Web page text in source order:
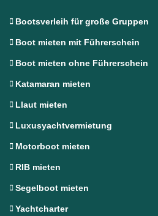
Bootsverleih für große Gruppen
Boot mieten mit Führerschein
Boot mieten ohne Führerschein
Katamaran mieten
Llaut mieten
Luxusyachtvermietung
Motorboot mieten
RIB mieten
Segelboot mieten
Yachtcharter